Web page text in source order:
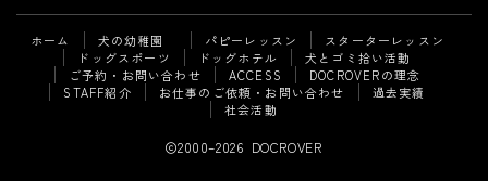
社会活動
Follow Me
ホーム 犬の幼稚園 パピーレッスン
スターターレッスン
ドッグスポーツ
ドッグホテル
犬とゴミ拾い活動
ご予約・お問い合わせ
ACCESS
DOCROVERの理念
STAFF紹介
お仕事のご依頼・お問い合わせ
過去実績
社会活動
2000–2026 DOCROVER